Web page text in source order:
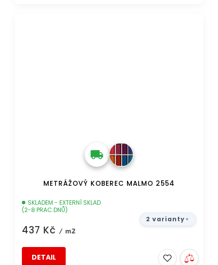
METRÁŽOVÝ KOBEREC MALMO 2554
SKLADEM - EXTERNÍ SKLAD
(2-8 PRAC.DNŮ)
437 Kč / m2
DETAIL
2 varianty